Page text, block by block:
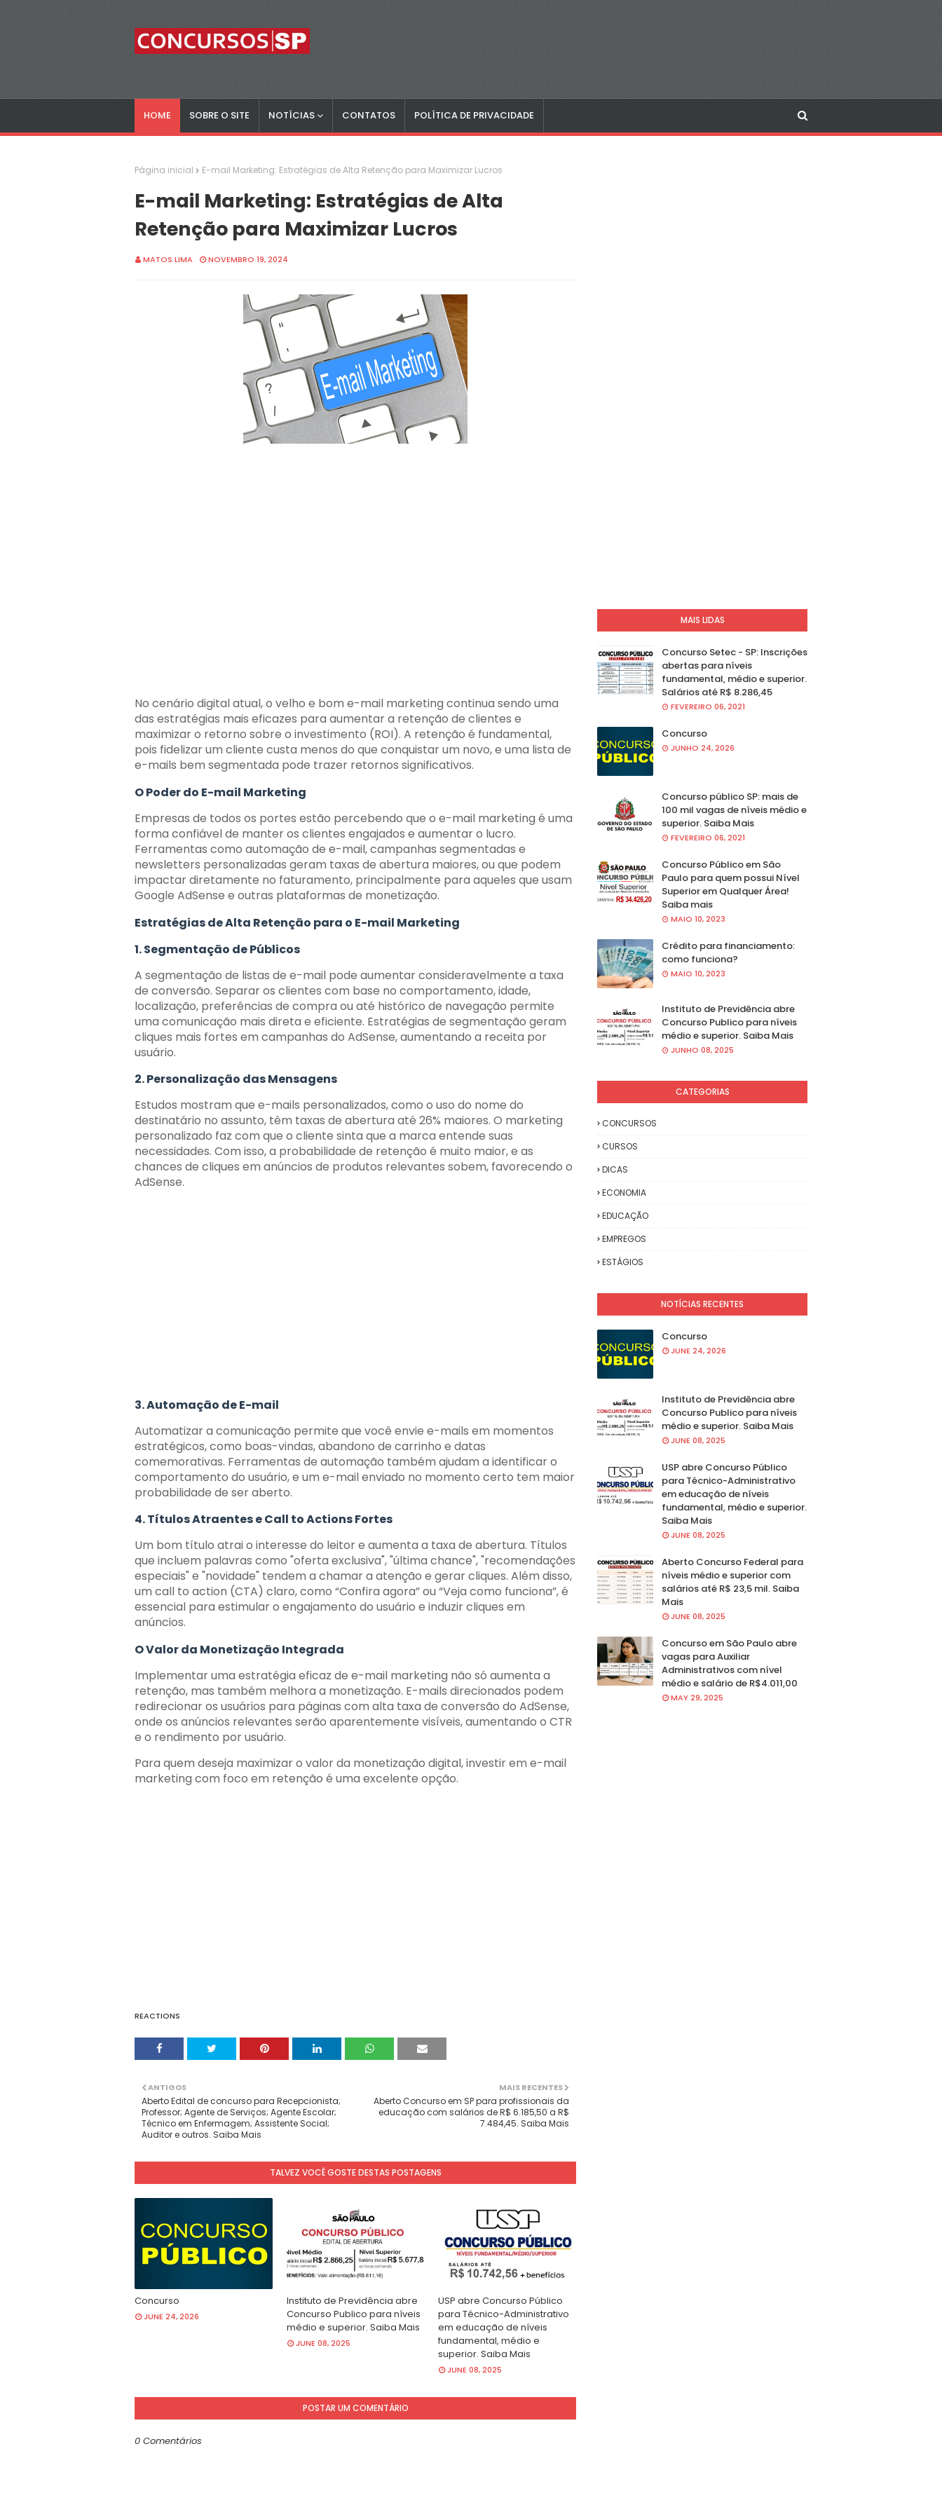
HOME SOBRE O SITE NOTÍCIAS CONTATOS POLÍTICA DE PRIVACIDADE
Página inicial E-mail Marketing: Estratégias de Alta Retenção para Maximizar Lucros
E-mail Marketing: Estratégias de Alta
Retenção para Maximizar Lucros
MATOS LIMA NOVEMBRO 19, 2024
No cenário digital atual, o velho e bom e-mail marketing continua sendo uma
das estratégias mais eficazes para aumentar a retenção de clientes e
maximizar o retorno sobre o investimento (ROI). A retenção é fundamental,
pois fidelizar um cliente custa menos do que conquistar um novo, e uma lista de
e-mails bem segmentada pode trazer retornos significativos.
O Poder do E-mail Marketing
Empresas de todos os portes estão percebendo que o e-mail marketing é uma
forma confiável de manter os clientes engajados e aumentar o lucro.
Ferramentas como automação de e-mail, campanhas segmentadas e
newsletters personalizadas geram taxas de abertura maiores, ou que podem
impactar diretamente no faturamento, principalmente para aqueles que usam
Google AdSense e outras plataformas de monetização.
Estratégias de Alta Retenção para o E-mail Marketing
1. Segmentação de Públicos
A segmentação de listas de e-mail pode aumentar consideravelmente a taxa
de conversão. Separar os clientes com base no comportamento, idade,
localização, preferências de compra ou até histórico de navegação permite
uma comunicação mais direta e eficiente. Estratégias de segmentação geram
cliques mais fortes em campanhas do AdSense, aumentando a receita por
usuário.
2. Personalização das Mensagens
Estudos mostram que e-mails personalizados, como o uso do nome do
destinatário no assunto, têm taxas de abertura até 26% maiores. O marketing
personalizado faz com que o cliente sinta que a marca entende suas
necessidades. Com isso, a probabilidade de retenção é muito maior, e as
chances de cliques em anúncios de produtos relevantes sobem, favorecendo o
AdSense.
3. Automação de E-mail
Automatizar a comunicação permite que você envie e-mails em momentos
estratégicos, como boas-vindas, abandono de carrinho e datas
comemorativas. Ferramentas de automação também ajudam a identificar o
comportamento do usuário, e um e-mail enviado no momento certo tem maior
probabilidade de ser aberto.
4. Títulos Atraentes e Call to Actions Fortes
Um bom título atrai o interesse do leitor e aumenta a taxa de abertura. Títulos
que incluem palavras como "oferta exclusiva", "última chance", "recomendações
especiais" e "novidade" tendem a chamar a atenção e gerar cliques. Além disso,
um call to action (CTA) claro, como “Confira agora” ou “Veja como funciona”, é
essencial para estimular o engajamento do usuário e induzir cliques em
anúncios.
O Valor da Monetização Integrada
Implementar uma estratégia eficaz de e-mail marketing não só aumenta a
retenção, mas também melhora a monetização. E-mails direcionados podem
redirecionar os usuários para páginas com alta taxa de conversão do AdSense,
onde os anúncios relevantes serão aparentemente visíveis, aumentando o CTR
e o rendimento por usuário.
Para quem deseja maximizar o valor da monetização digital, investir em e-mail
marketing com foco em retenção é uma excelente opção.
REACTIONS
MAIS RECENTES
Aberto Concurso em SP para profissionais da
educação com salários de R$ 6.185,50 a R$
7.484,45. Saiba Mais
ANTIGOS
Aberto Edital de concurso para Recepcionista;
Professor; Agente de Serviços; Agente Escolar;
Técnico em Enfermagem; Assistente Social;
Auditor e outros. Saiba Mais
TALVEZ VOCÊ GOSTE DESTAS POSTAGENS
Concurso
JUNE 24, 2026
Instituto de Previdência abre
Concurso Publico para níveis
médio e superior. Saiba Mais
JUNE 08, 2025
USP abre Concurso Público
para Técnico-Administrativo
em educação de níveis
fundamental, médio e
superior. Saiba Mais
JUNE 08, 2025
POSTAR UM COMENTÁRIO
0 Comentários
MAIS LIDAS
Concurso Setec - SP: Inscrições
abertas para níveis
fundamental, médio e superior.
Salários até R$ 8.286,45
FEVEREIRO 06, 2021
Concurso
JUNHO 24, 2026
Concurso público SP: mais de
100 mil vagas de níveis médio e
superior. Saiba Mais
FEVEREIRO 06, 2021
Concurso Público em São
Paulo para quem possui Nível
Superior em Qualquer Área!
Saiba mais
MAIO 10, 2023
Crédito para financiamento:
como funciona?
MAIO 10, 2023
Instituto de Previdência abre
Concurso Publico para níveis
médio e superior. Saiba Mais
JUNHO 08, 2025
CATEGORIAS
CONCURSOS
CURSOS
DICAS
ECONOMIA
EDUCAÇÃO
EMPREGOS
ESTÁGIOS
NOTÍCIAS RECENTES
Concurso
JUNE 24, 2026
Instituto de Previdência abre
Concurso Publico para níveis
médio e superior. Saiba Mais
JUNE 08, 2025
USP abre Concurso Público
para Técnico-Administrativo
em educação de níveis
fundamental, médio e superior.
Saiba Mais
JUNE 08, 2025
Aberto Concurso Federal para
níveis médio e superior com
salários até R$ 23,5 mil. Saiba
Mais
JUNE 08, 2025
Concurso em São Paulo abre
vagas para Auxiliar
Administrativos com nível
médio e salário de R$4.011,00
MAY 29, 2025